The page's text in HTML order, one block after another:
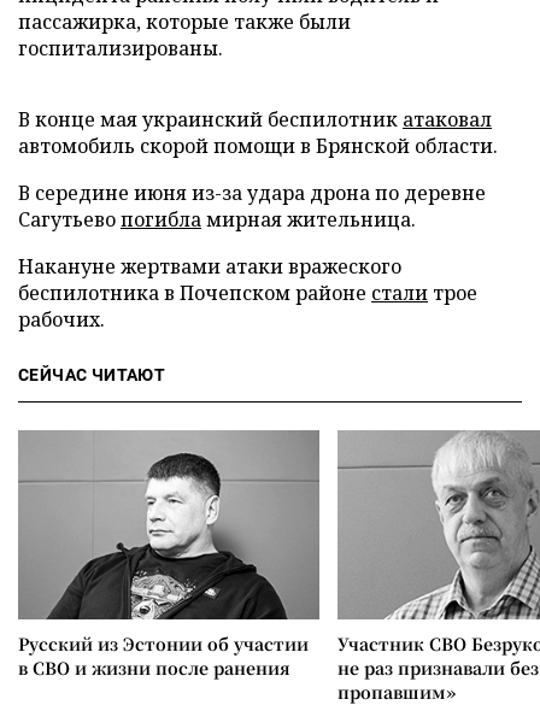
пассажирка, которые также были
госпитализированы.
В конце мая украинский беспилотник атаковал
автомобиль скорой помощи в Брянской области.
В середине июня из-за удара дрона по деревне
Сагутьевопогибламирная жительница.
Накануне жертвами атаки вражеского
беспилотника в Почепском районе стали трое
рабочих.
СЕЙЧАС ЧИТАЮТ
Русский из Эстонии об участии
в СВО и жизни после ранения
Участник СВО
не раз признавали
пропавшим»